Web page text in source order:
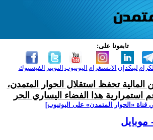
تابعونا على:
الفيسبوك التويتر اليوتيوب الانستغرام لينكدإن
المالية تحفظ استقلال الحوار المتمدن،
استمرارية هذا الفضاء اليساري الحر
‫«الحوار المتمدن» على اليوتيوب]
موبايل